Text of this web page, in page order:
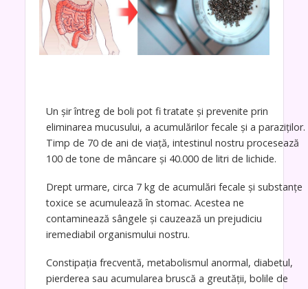
Un șir întreg de boli pot fi tratate și prevenite prin
eliminarea mucusului, a acumulărilor fecale și a paraziților.
Timp de 70 de ani de viață, intestinul nostru procesează
100 de tone de mâncare și 40.000 de litri de lichide.
Drept urmare, circa 7 kg de acumulări fecale și substanțe
toxice se acumulează în stomac. Acestea ne
contaminează sângele și cauzează un prejudiciu
iremediabil organismului nostru.
Constipația frecventă, metabolismul anormal, diabetul,
pierderea sau acumularea bruscă a greutății, bolile de